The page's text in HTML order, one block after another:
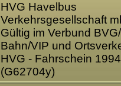
HVG Havelbus
Verkehrsgesellschaft
Gültig im Verbund
Bahn/VIP und
HVG - Fahrschein 1994
(G62704y)